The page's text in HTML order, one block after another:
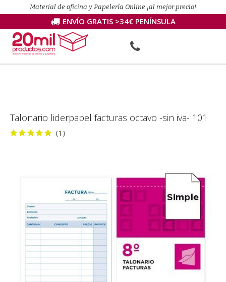
Material de oficina y Papelería Online ¡al mejor precio!
ENVÍO GRATIS >34€ PENÍNSULA
Talonario liderpapel facturas octavo -sin iva- 101
(1)